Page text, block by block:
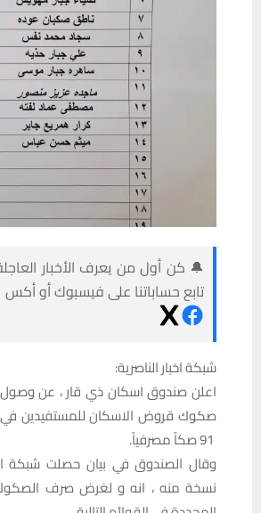
🔔 كن أول من يعرف الأخبار
تابع حساباتنا على فيسبوك أو أكس
شبكة اخبار الناصرية:
اعلن صندوق اسكان ذي قار ، عن
صكوك قروض الاسكان للمستفيدين في
وقال الصندوق في بيان حصلت شبكة
نسخة منه ، انه و لغرض صرف